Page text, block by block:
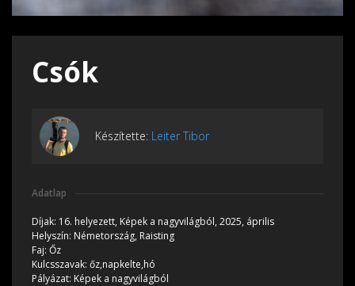
Csók
Készítette: Leiter Tibor
Adatlap
Díjak: 16. helyezett, Képek a nagyvilágból, 2025, április
Helyszín: Németország, Raisting
Faj: Őz
Kulcsszavak: őz,napkelte,hó
Pályázat: Képek a nagyvilágból